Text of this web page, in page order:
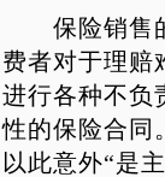
保险销售的
费者对于理赔
进行各种不负
性的保险合同
以此意外“是